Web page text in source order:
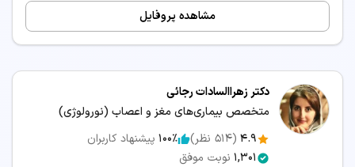
مشاهده پروفایل
دکتر زهراالسادات رجائی
متخصص بیماری‌های مغز و اعصاب (نورولوژی)
4.9
(
514 نظر) 100٪ پیشنهاد کاربران
1,301 نوبت موفق